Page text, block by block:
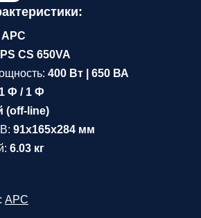
APC
CS 650VA
400 Вт | 650 ВА
1 Ф / 1 Ф
(off-line)
91x165x284 мм
6.03 кг
APC